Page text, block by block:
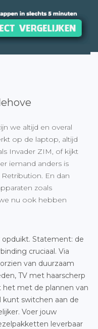
we altijd en overal
op de laptop, altijd
Invader ZIM, of kijkt
iemand anders is
En dan
zoals
nu ook hebben
opduikt. Statement: de
cruciaal. Via
van duurzaam
TV met haarscherp
het met de plannen van
kunt switchen aan de
Voer jouw
leverbaar